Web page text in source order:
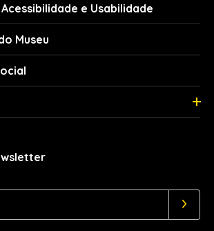
e Usabilidade
Museu